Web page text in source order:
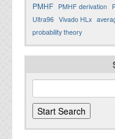
PMHF PMHF derivation
Ultra96 Vivado HLx
probability theory